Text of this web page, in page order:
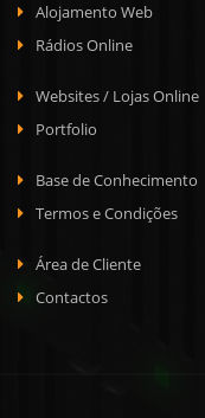
Alojamento Web
Rádios Online
Websites / Lojas Online
Portfolio
Base de Conhecimento
Termos e Condições
Área de Cliente
Contactos